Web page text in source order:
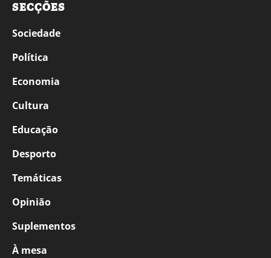
SECÇÕES
Sociedade
Política
Economia
Cultura
Educação
Desporto
Temáticas
Opinião
Suplementos
À mesa